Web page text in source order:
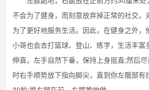
不会为了健身，而刻意放弃掉正常的社交，
为了更好地服务生活。因此，在健身之外，
小哥也会去打篮球、登山、练字，生活丰富
伸直，左手自然下垂，保持上身挺直;然后
时右手顺势放下指向脚尖，直到你左髋部